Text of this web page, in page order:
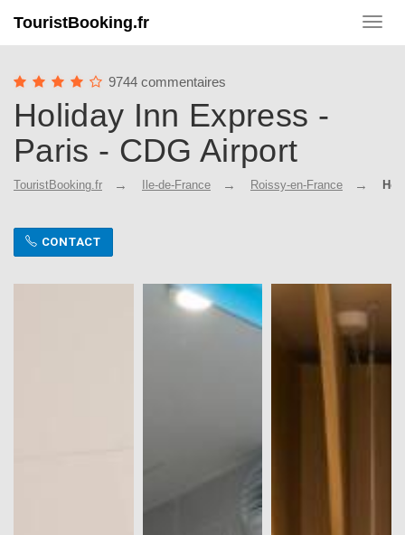
TouristBooking.fr
9744 commentaires
Holiday Inn Express -
Paris - CDG Airport
TouristBooking.fr Ile-de-France Roissy-en-France
CONTACT